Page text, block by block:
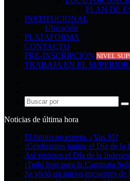
PLAN DE
INSTITUCIONAL
Ubicación
PLATAFORMA
CONTACTO
PRE-INSCRIPCIÓN NIVEL
TRABAJA EN EL SUPERIOR
al
azar
Noticias de última hora
El futuro no espera. ¿Vos SI?
¡Celebramos juntos el Día de la
Así vivimos el Día de la
¡Todo listo para la Caminata
Se vivió un nuevo encuentro de